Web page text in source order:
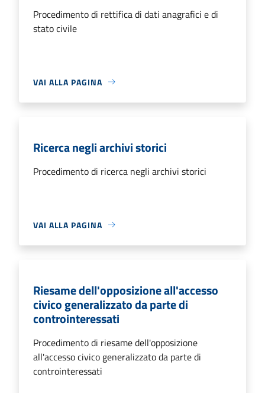
Procedimento di rettifica di dati anagrafici e di
stato civile
VAI ALLA PAGINA
Ricerca negli archivi storici
Procedimento di ricerca negli archivi storici
VAI ALLA PAGINA
Riesame dell'opposizione all'accesso
civico generalizzato da parte di
controinteressati
Procedimento di riesame dell'opposizione
all'accesso civico generalizzato da parte di
controinteressati